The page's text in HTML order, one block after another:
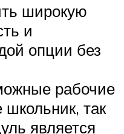
широкую
и
опции без
рабочие
так
является